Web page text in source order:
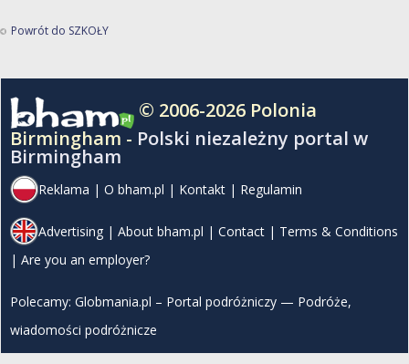
Powrót do SZKOŁY
© 2006-2026 Polonia
Birmingham - Polski niezależny portal w
Birmingham
Reklama | O bham.pl | Kontakt | Regulamin
Advertising | About bham.pl | Contact | Terms & Conditions
| Are you an employer?
Polecamy: Globmania.pl – Portal podróżniczy — Podróże,
wiadomości podróżnicze